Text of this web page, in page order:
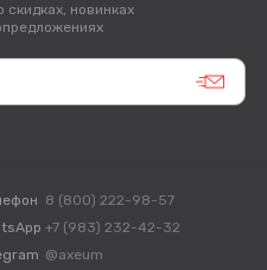
новинках
8 (800) 222-98-57
+7 (983) 232-42-32
@axeum